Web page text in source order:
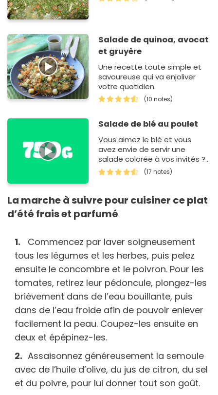
Salade de quinoa, avocat
et gruyère
Une recette toute simple et
savoureuse qui va enjoliver
votre quotidien.
(10 notes)
Salade de blé au poulet
Vous aimez le blé et vous
avez envie de servir une
salade colorée à vos invités ?
Cette recette est très facile à
fai…
(17 notes)
La marche à suivre pour cuisiner ce plat
d’été frais et parfumé
Commencez par laver soigneusement
tous les légumes et les herbes, puis pelez
ensuite le concombre et le poivron. Pour les
tomates, retirez leur pédoncule, plongez-les
brièvement dans de l’eau bouillante, puis
dans de l’eau froide afin de pouvoir enlever
facilement la peau. Coupez-les ensuite en
deux et épépinez-les.
Assaisonnez généreusement la semoule
avec de l’huile d’olive, du jus de citron, du sel
et du poivre, pour lui donner tout son goût.